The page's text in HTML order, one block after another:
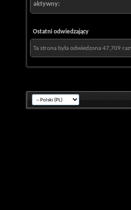
aktywny
Ostatni odwiedzający
Ta strona była odwiedzona 47,709